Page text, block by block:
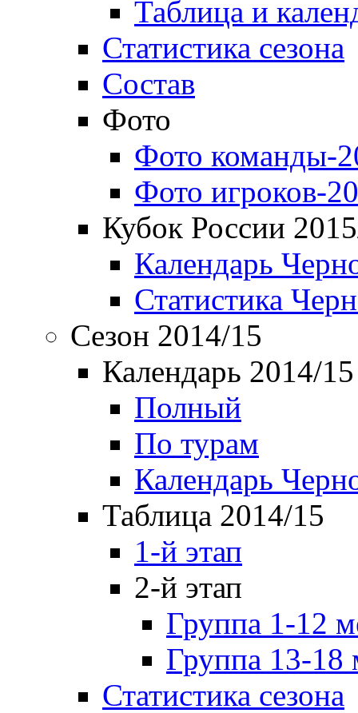
Таблица и
Статистика сезона
Состав
Фото
Фото команды-
Фото игроков-
Кубок России
Календарь
Статистика
Сезон 2014/15
Календарь 2014/15
Полный
По турам
Календарь
Таблица 2014/15
1-й этап
2-й этап
Группа 1-12
Группа 13-18
Статистика сезона